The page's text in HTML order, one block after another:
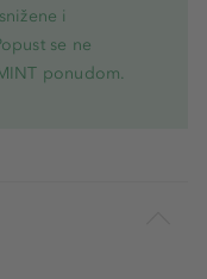
i
se ne
ponudom.